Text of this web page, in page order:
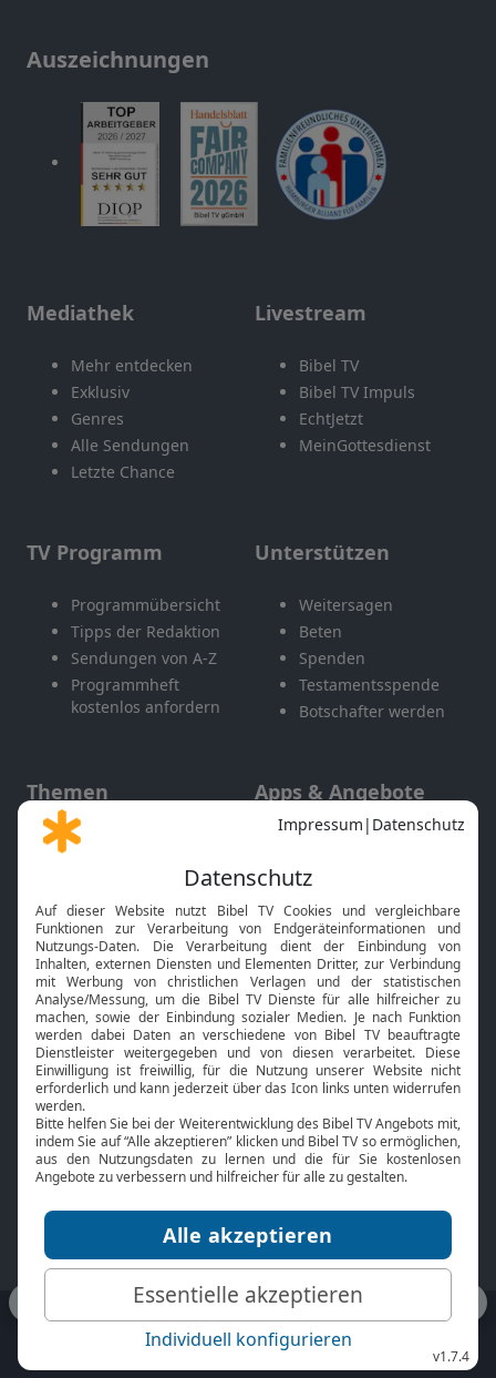
Auszeichnungen
Mediathek
Mehr entdecken
Exklusiv
Genres
Alle Sendungen
Letzte Chance
Livestream
Bibel TV
Bibel TV Impuls
EchtJetzt
MeinGottesdienst
TV Programm
Programmübersicht
Tipps der Redaktion
Sendungen von A-Z
Programmheft
kostenlos anfordern
Unterstützen
Weitersagen
Beten
Spenden
Testamentsspende
Botschafter werden
Themen
Gott und Bibel erklärt
Neuigkeiten
Apps & Angebote
Mobile App
Smart TV
HbbTV
Bibelthek Online-Bibel
Nächster Gottesdienst
Bibel TV
Über uns
Jobs
Mediadaten
Service
Kontakt
TV-Empfang
bibeltv.de: Impressum
Datenschutz
Nutzungsbedingungen